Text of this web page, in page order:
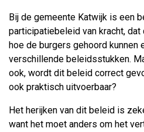
Bij de gemeente Katwijk is een
participatiebeleid van kracht,
hoe de burgers gehoord kunnen
verschillende beleidsstukken.
ook, wordt dit beleid correct
ook praktisch uitvoerbaar?
Het herijken van dit beleid is
want het moet anders om het